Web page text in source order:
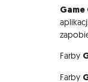
Farby
Farby